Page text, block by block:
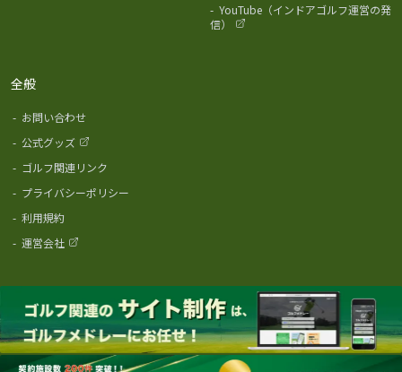
- YouTube（インドアゴルフ運営の発
信）
全般
- お問い合わせ
- 公式グッズ
- ゴルフ関連リンク
- プライバシーポリシー
- 利用規約
- 運営会社